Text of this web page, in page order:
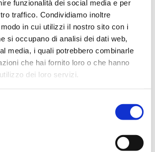
funzionalità dei social media e per
traffico. Condividiamo inoltre
in cui utilizzi il nostro sito con i
si occupano di analisi dei dati web,
media, i quali potrebbero combinarle
che hai fornito loro o che hanno
dei loro servizi.